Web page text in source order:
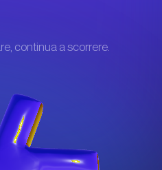
continua a scorrere.